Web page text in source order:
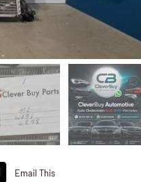
Email This